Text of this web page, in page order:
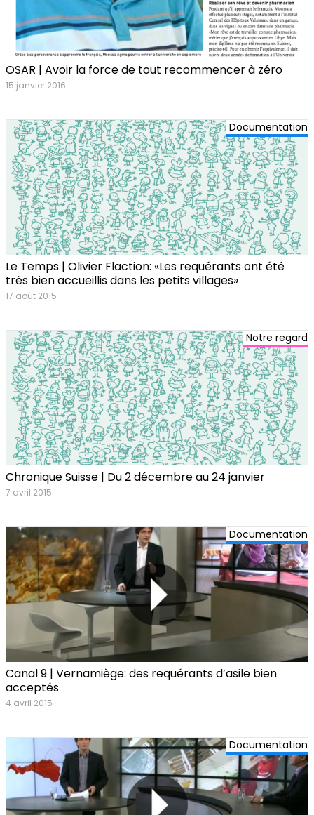
OSAR | Avoir la force de tout recommencer à zéro
15 janvier 2016
Documentation
Le Temps | Olivier Flaction: «Les requérants ont été
très bien accueillis dans les petits villages»
17 août 2015
Notre regard
Chronique Suisse | Du 2 décembre au 24 janvier
7 avril 2015
Documentation
Canal 9 | Vernamiège: des requérants d’asile bien
acceptés
4 avril 2015
Documentation